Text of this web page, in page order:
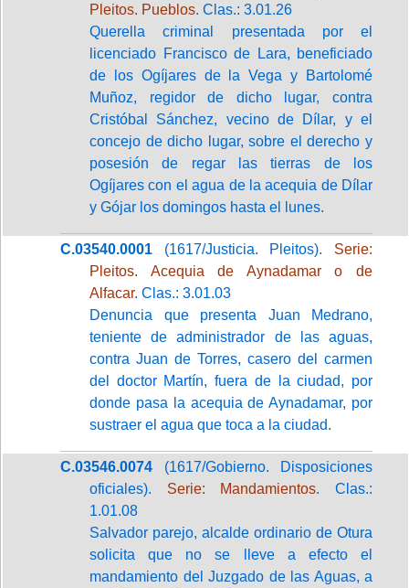
Pleitos. Pueblos. Clas.: 3.01.26
Querella criminal presentada por el
licenciado Francisco de Lara, beneficiado
de los Ogíjares de la Vega y Bartolomé
Muñoz, regidor de dicho lugar, contra
Cristóbal Sánchez, vecino de Dílar, y el
concejo de dicho lugar, sobre el derecho y
posesión de regar las tierras de los
Ogíjares con el agua de la acequia de Dílar
y Gójar los domingos hasta el lunes.
C.03540.0001 (1617/Justicia. Pleitos). Serie:
Pleitos. Acequia de Aynadamar o de
Alfacar. Clas.: 3.01.03
Denuncia que presenta Juan Medrano,
teniente de administrador de las aguas,
contra Juan de Torres, casero del carmen
del doctor Martín, fuera de la ciudad, por
donde pasa la acequia de Aynadamar, por
sustraer el agua que toca a la ciudad.
C.03546.0074 (1617/Gobierno. Disposiciones
oficiales). Serie: Mandamientos. Clas.:
1.01.08
Salvador parejo, alcalde ordinario de Otura
solicita que no se lleve a efecto el
mandamiento del Juzgado de las Aguas, a